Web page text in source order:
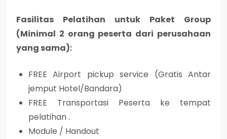
Fasilitas Pelatihan untuk Paket Group
(Minimal 2 orang peserta dari perusahaan
yang sama):
FREE Airport pickup service (Gratis Antar
jemput Hotel/Bandara)
FREE Transportasi Peserta ke tempat
pelatihan .
Module / Handout